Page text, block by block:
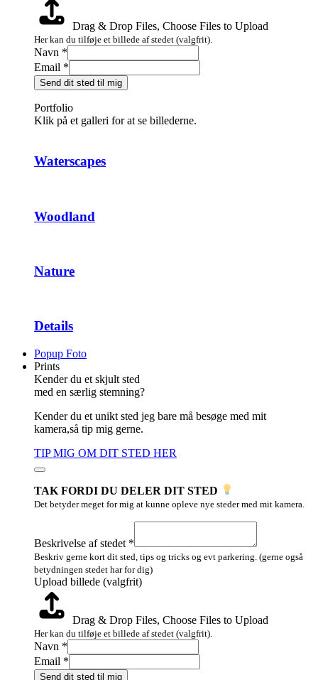
Drag & Drop Files, Choose Files to Upload
Her kan du tilføje et billede af stedet (valgfrit).
Navn *
Email *
Send dit sted til mig
Portfolio
Klik på et galleri for at se billederne.
Waterscapes
Woodland
Nature
Details
Popup Foto
Prints
Kender du et skjult sted
med en særlig stemning?
Kender du et unikt sted jeg bare må besøge med mit
kamera,så tip mig gerne.
TIP MIG OM DIT STED HER
TAK FORDI DU DELER DIT STED
Det betyder meget for mig at kunne opleve nye steder med mit kamera.
Navn
Layout
Beskrivelse af stedet *
Beskriv gerne kort dit sted, tips og tricks og evt parkering. (gerne også
betydningen stedet har for dig)
Upload billede (valgfrit)
Drag & Drop Files, Choose Files to Upload
Her kan du tilføje et billede af stedet (valgfrit).
Navn *
Email *
Send dit sted til mig